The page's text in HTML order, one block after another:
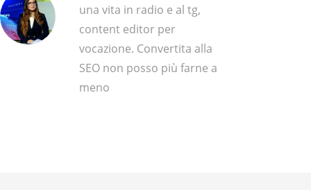
una vita in radio e al tg,
content editor per
vocazione. Convertita alla
SEO non posso più farne a
meno